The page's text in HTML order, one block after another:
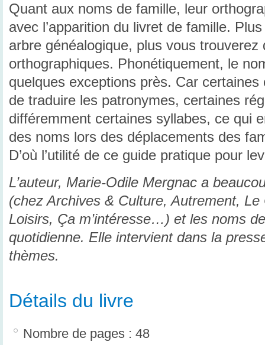
Quant aux noms de famille, leur
avec l’apparition du livret de famille.
arbre généalogique, plus vous trouverez
orthographiques. Phonétiquement, le
quelques exceptions près. Car certaines
de traduire les patronymes, certaines
différemment certaines syllabes, ce qui
des noms lors des déplacements des
D’où l’utilité de ce guide pratique pour
L’auteur, Marie-Odile Mergnac a
(chez Archives & Culture, Autrement,
Loisirs, Ça m’intéresse…) et les noms
quotidienne. Elle intervient dans la
thèmes.
Détails du livre
Nombre de pages : 48